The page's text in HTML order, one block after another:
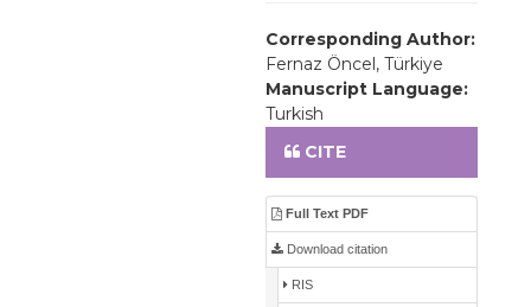
Corresponding Author:
Fernaz Öncel, Türkiye
Manuscript Language:
Turkish
CITE
Full Text PDF
Download citation
RIS